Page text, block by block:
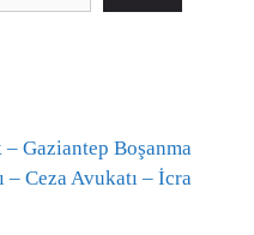
Gaziantep Boşanma
Ceza Avukatı – İcra